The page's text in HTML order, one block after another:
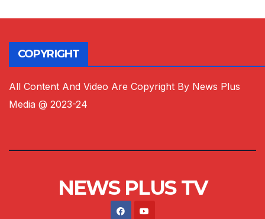
COPYRIGHT
All Content And Video Are Copyright By News Plus
Media @ 2023-24
NEWS PLUS TV